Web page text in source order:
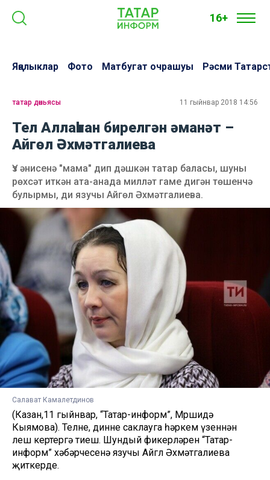
16+
Яңалыклар Фото Матбугат очрашуы Рәсми
татар дөньясы 11 гыйнвар 2018 14:56
Тел Аллаһтан бирелгән әманәт –
Айгөл Әхмәтгалиева
Үз әнисенә "мама" дип дәшкән татар баласы, шуны
рөхсәт иткән ата-анада милләт гаме дигән төшенчә
булырмы, ди язучы Айгөл Әхмәтгалиева.
Салават Камалетдинов
(Казан,11 гыйнвар, “Татар-информ”, Мөршидә
Кыямова). Телне, динне саклауга һәркем үзеннән
өлеш кертергә тиеш. Шундый фикерләрен “Татар-
информ” хәбәрчесенә язучы Айгөл Әхмәтгалиева
җиткерде.